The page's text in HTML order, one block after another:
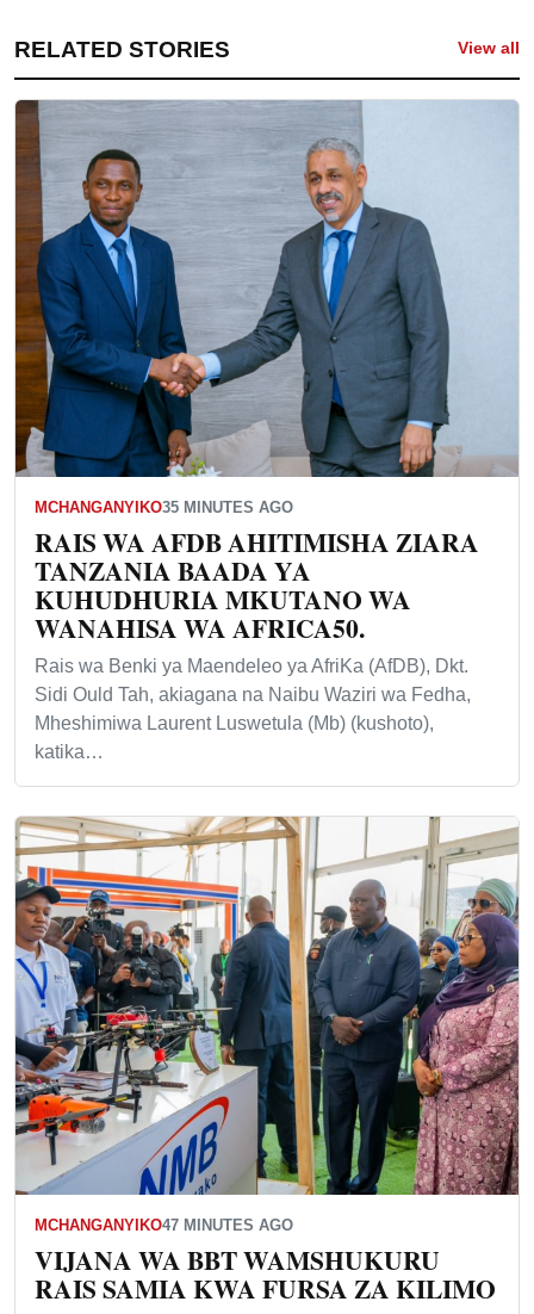
RELATED STORIES View all
MCHANGANYIKO35 MINUTES AGO
RAIS WA AFDB AHITIMISHA ZIARA
TANZANIA BAADA YA
KUHUDHURIA MKUTANO WA
WANAHISA WA AFRICA50.
Rais wa Benki ya Maendeleo ya AfriKa (AfDB), Dkt.
Sidi Ould Tah, akiagana na Naibu Waziri wa Fedha,
Mheshimiwa Laurent Luswetula (Mb) (kushoto),
katika…
MCHANGANYIKO47 MINUTES AGO
VIJANA WA BBT WAMSHUKURU
RAIS SAMIA KWA FURSA ZA KILIMO